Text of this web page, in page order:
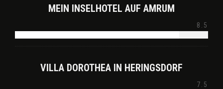
MEIN INSELHOTEL AUF AMRUM
8.5
VILLA DOROTHEA IN HERINGSDORF
7.5